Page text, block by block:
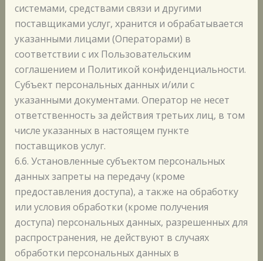
системами, средствами связи и другими
поставщиками услуг, хранится и обрабатывается
указанными лицами (Операторами) в
соответствии с их Пользовательским
соглашением и Политикой конфиденциальности.
Субъект персональных данных и/или с
указанными документами. Оператор не несет
ответственность за действия третьих лиц, в том
числе указанных в настоящем пункте
поставщиков услуг.
6.6. Установленные субъектом персональных
данных запреты на передачу (кроме
предоставления доступа), а также на обработку
или условия обработки (кроме получения
доступа) персональных данных, разрешенных для
распространения, не действуют в случаях
обработки персональных данных в